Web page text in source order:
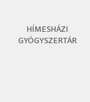
HÍMESHÁZI
GYÓGYSZERTÁR